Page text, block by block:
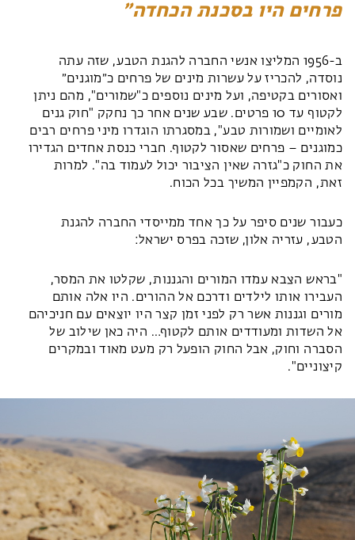
פרחים היו בסכנת הכחדה
ב-1956 המליצו אנשי החברה להגנת הטבע, שזה עתה
נוסדה, להכריז על עשרות מינים של פרחים כ״מוגנים״
ואסורים בקטיפה, ועל מינים נוספים כ"שמורים", מהם ניתן
לקטוף עד 10 פרטים. שבע שנים אחר כך נחקק "חוק גנים
לאומיים ושמורות טבע", במסגרתו הוגדרו מיני פרחים רבים
כמוגנים – פרחים שאסור לקטוף. חברי כנסת אחדים הגדירו
את החוק כ"גזרה שאין הציבור יכול לעמוד בה". למרות
זאת, הקמפיין המשיך בכל הכוח.
כעבור שנים סיפר על כך אחד ממייסדי החברה להגנת
הטבע, עזריה אלון, שזכה בפרס ישראל:
"בראש הצבא עמדו המורים והגננות, שקלטו את המסר,
העבירו אותו לילדים ודרכם אל ההורים. היו אלה אותם
מורים וגננות אשר רק לפני זמן קצר היו יוצאים עם חניכיהם
אל השדות ומעודדים אותם לקטוף… היה כאן שילוב של
הסברה וחוק, אבל החוק הופעל רק מעט מאוד ובמקרים
קיצוניים".